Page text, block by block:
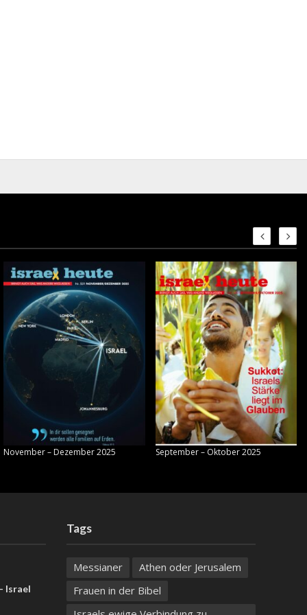
November – Dezember 2025 September – Oktober 2025
Israel
Tags
Messianer
Athen oder Jerusalem
Frauen in der Bibel